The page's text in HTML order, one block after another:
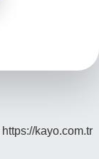
https://kayo.com.tr